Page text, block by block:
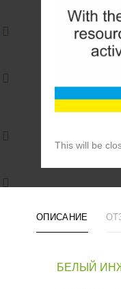
This will be
ОПИСАНИЕ
БЕЛЫЙ